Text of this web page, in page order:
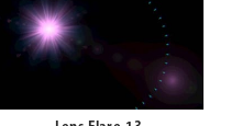
Lens-Flare-11